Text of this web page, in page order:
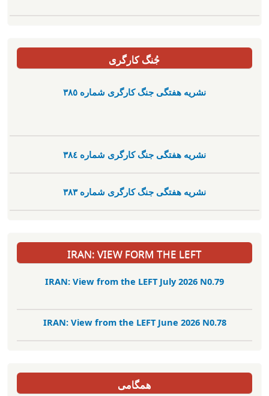
جُنگ کارگری
نشریە هفتگی جنگ کارگری شمارە ٣٨٥
نشریە هفتگی جنگ کارگری شمارە ٣٨٤
نشریە هفتگی جنگ کارگری شمارە ٣٨٣
IRAN: VIEW FORM THE LEFT
IRAN: View from the LEFT July 2026 N0.79
IRAN: View from the LEFT June 2026 N0.78
همگامی